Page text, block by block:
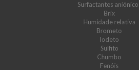
Surfactantes
Brix
Humidade relativa
Brometo
Iodeto
Sulfito
Chumbo
Fenóis